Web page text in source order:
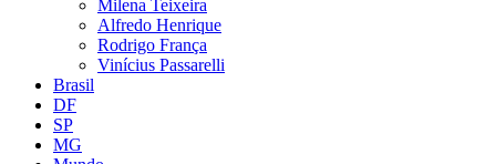
Milena Teixeira
Alfredo Henrique
Rodrigo França
Vinícius Passarelli
Brasil
DF
SP
MG